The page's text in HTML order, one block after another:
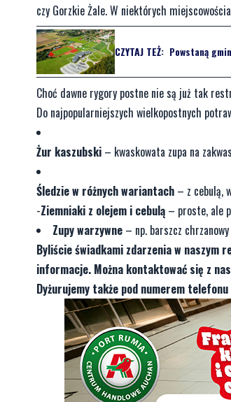
czy Gorzkie Żale. W niektórych
CZYTAJ TEŻ: Powstaną
Choć dawne rygory postne nie są już tak
Do najpopularniejszych wielkopostnych
Żur kaszubski – kwaskowata zupa na
Śledzie w różnych wariantach – z cebulą,
-Ziemniaki z olejem i cebulą – proste, ale
Zupy warzywne – np. barszcz
Byliście świadkami zdarzenia w naszym
informacje. Można kontaktować się z
Dyżurujemy także pod numerem